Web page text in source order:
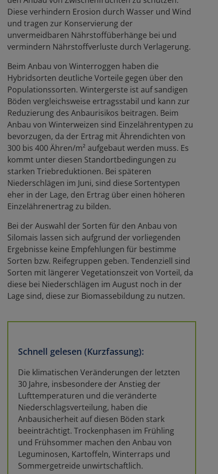
Diese verhindern Erosion durch Wasser und Wind
und tragen zur Konservierung der
unvermeidbaren Nährstoffüberhänge bei und
vermindern Nährstoffverluste durch Verlagerung.
Beim Anbau von Winterroggen haben die
Hybridsorten deutliche Vorteile gegen über den
Populationssorten. Wintergerste ist auf sandigen
Böden vergleichsweise ertragsstabil und kann zur
Reduzierung des Anbaurisikos beitragen. Beim
Anbau von Winterweizen sind Einzelährentypen zu
bevorzugen, da der Ertrag mit Ährendichten von
300 bis 400 Ähren/m² aufgebaut werden muss. Es
kommt unter diesen Standortbedingungen zu
starken Triebreduktionen. Bei späteren
Niederschlägen im Juni, sind diese Sortentypen
eher in der Lage, den Ertrag über einen höheren
Einzelährenertrag zu bilden.
Bei der Auswahl der Sorten für den Anbau von
Silomais lassen sich aufgrund der vorliegenden
Ergebnisse keine Empfehlungen für bestimme
Sorten bzw. Reifegruppen geben. Tendenziell sind
Sorten mit längerer Vegetationszeit von Vorteil, da
diese bei Niederschlägen im August noch in der
Lage sind, diese zur Biomassebildung zu nutzen.
Schnell gelesen (Kurzfassung):
Die klimatischen Veränderungen der letzten
30 Jahre, insbesondere der Anstieg der
Lufttemperaturen und die veränderte
Niederschlagsverteilung, haben die
Anbausicherheit auf diesen Böden stark
beeinträchtigt. Trockenphasen im Frühling
und Frühsommer machen den Anbau von
Leguminosen, Kartoffeln, Winterraps und
Sommergetreide unwirtschaftlich.